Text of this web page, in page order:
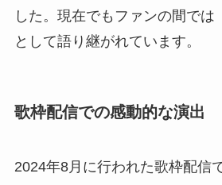
した。現在でもファンの間では
として語り継がれています。
歌枠配信での感動的な演出
2024年8月に行われた歌枠配信